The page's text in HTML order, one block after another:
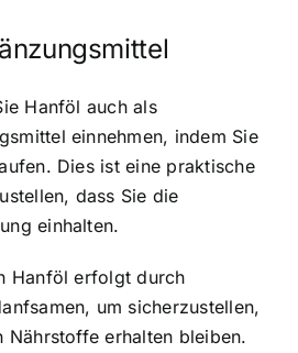
Hanföl auch als
einnehmen, indem Sie
Dies ist eine praktische
dass Sie die
einhalten.
Hanföl erfolgt durch
um sicherzustellen,
Nährstoffe erhalten bleiben.